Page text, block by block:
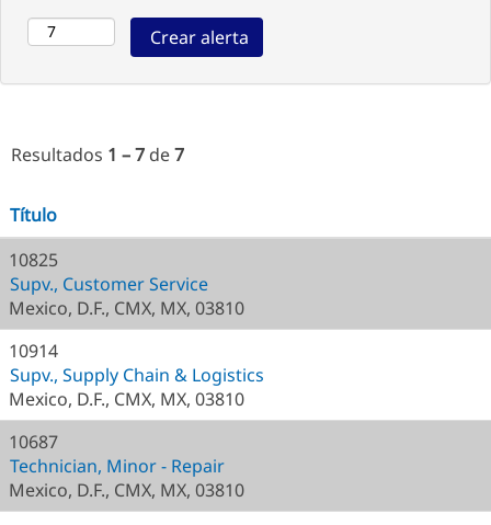
Resultados 1 – 7 de7
Título
10825
Supv., Customer Service
Mexico, D.F., CMX, MX, 03810
10914
Supv., Supply Chain & Logistics
Mexico, D.F., CMX, MX, 03810
10687
Technician, Minor - Repair
Mexico, D.F., CMX, MX, 03810